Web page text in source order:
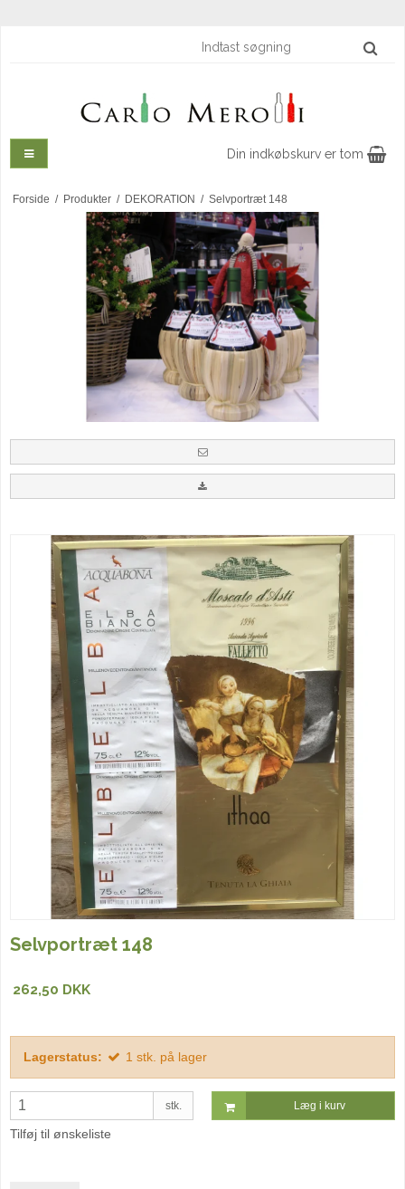
Din indkøbskurv er tom
Forside / Produkter / DEKORATION / Selvportræt 148
Selvportræt 148
262,50 DKK
Lagerstatus: 1 stk. på lager
stk. Læg i kurv
Tilføj til ønskeliste